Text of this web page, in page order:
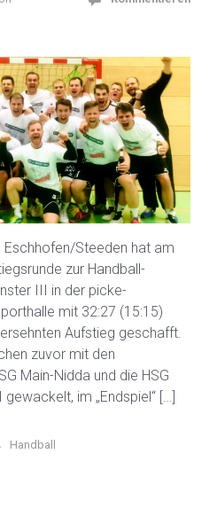
Eschhofen/Steeden hat am
zur Handball-
III in der picke-
mit 32:27 (15:15)
Aufstieg geschafft.
zuvor mit den
Main-Nidda und die HSG
im „Endspiel“ […]
Handball